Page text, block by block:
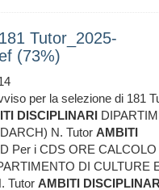
Tutor_2025-
(73%)
per la selezione di 181
DISCIPLINARI
N. Tutor AMBITI
Per i CDS ORE CALCOLO
DI CULTURE
Tutor AMBITI